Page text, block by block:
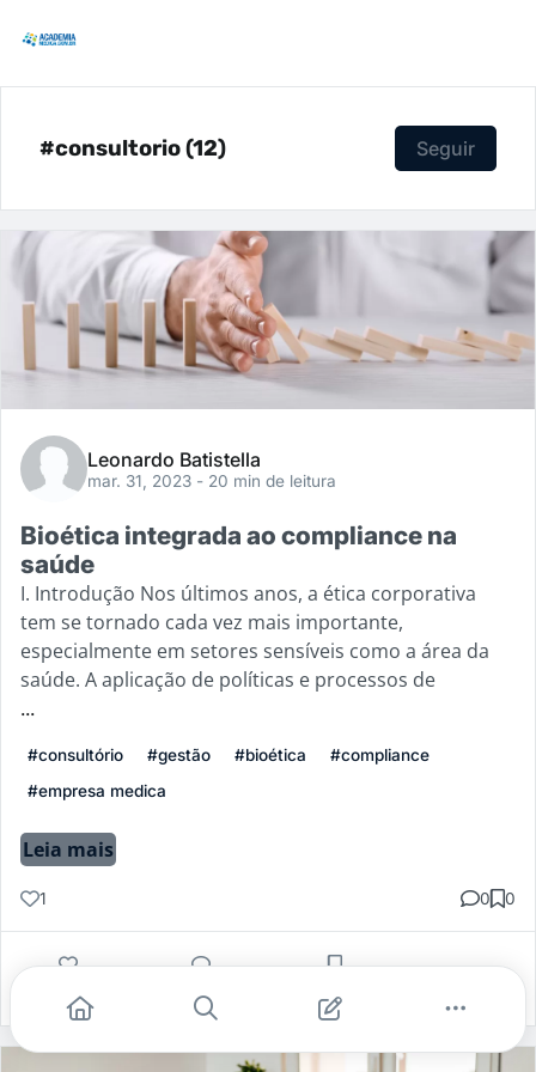
#consultorio (12) Seguir
Leonardo Batistella
mar. 31, 2023 - 20 min de leitura
Bioética integrada ao compliance na
saúde
I. Introdução Nos últimos anos, a ética corporativa
tem se tornado cada vez mais importante,
especialmente em setores sensíveis como a área da
saúde. A aplicação de políticas e processos de
...
#consultório #gestão #bioética
#compliance
#empresa medica
Leia mais
1 0 0
Gostei Comentar Salvar